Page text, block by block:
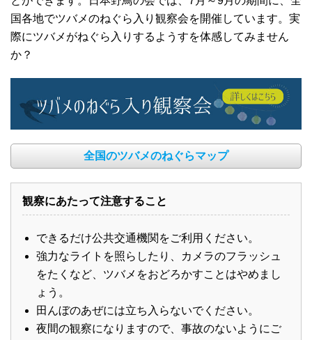
国各地でツバメのねぐら入り観察会を開催しています。実
際にツバメがねぐら入りするようすを体感してみません
か？
全国のツバメのねぐらマップ
観察にあたって注意すること
できるだけ公共交通機関をご利用ください。
強力なライトを照らしたり、カメラのフラッシュ
をたくなど、ツバメをおどろかすことはやめまし
ょう。
田んぼのあぜには立ち入らないでください。
夜間の観察になりますので、事故のないようにご